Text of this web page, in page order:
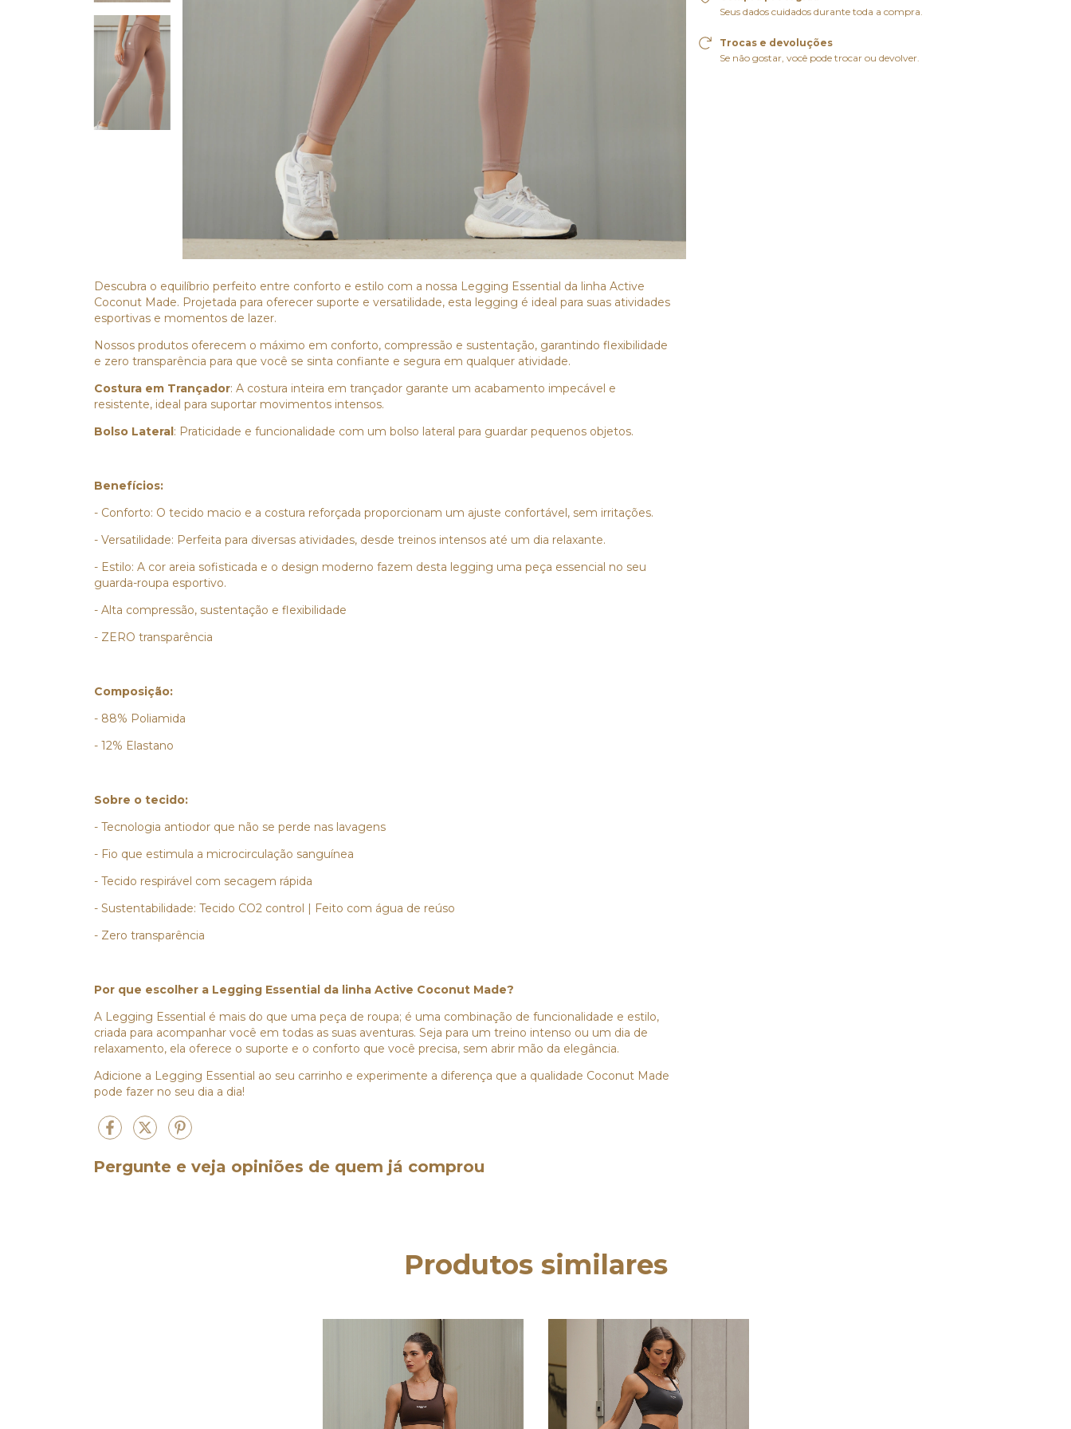
Descubra o equilíbrio perfeito entre conforto e estilo com a nossa Legging Essential da linha Active
Coconut Made. Projetada para oferecer suporte e versatilidade, esta legging é ideal para suas atividades
esportivas e momentos de lazer.
Nossos produtos oferecem o máximo em conforto, compressão e sustentação, garantindo flexibilidade
e zero transparência para que você se sinta confiante e segura em qualquer atividade.
Costura em Trançador: A costura inteira em trançador garante um acabamento impecável e
resistente, ideal para suportar movimentos intensos.
Bolso Lateral: Praticidade e funcionalidade com um bolso lateral para guardar pequenos objetos.
Benefícios:
- Conforto: O tecido macio e a costura reforçada proporcionam um ajuste confortável, sem irritações.
- Versatilidade: Perfeita para diversas atividades, desde treinos intensos até um dia relaxante.
- Estilo: A cor areia sofisticada e o design moderno fazem desta legging uma peça essencial no seu
guarda-roupa esportivo.
- Alta compressão, sustentação e flexibilidade
- ZERO transparência
Composição:
- 88% Poliamida
- 12% Elastano
Sobre o tecido:
- Tecnologia antiodor que não se perde nas lavagens
- Fio que estimula a microcirculação sanguínea
- Tecido respirável com secagem rápida
- Sustentabilidade: Tecido CO2 control | Feito com água de reúso
- Zero transparência
Por que escolher a Legging Essential da linha Active Coconut Made?
A Legging Essential é mais do que uma peça de roupa; é uma combinação de funcionalidade e estilo,
criada para acompanhar você em todas as suas aventuras. Seja para um treino intenso ou um dia de
relaxamento, ela oferece o suporte e o conforto que você precisa, sem abrir mão da elegância.
Adicione a Legging Essential ao seu carrinho e experimente a diferença que a qualidade Coconut Made
pode fazer no seu dia a dia!
Seus dados cuidados durante toda a compra.
Trocas e devoluções
Se não gostar, você pode trocar ou devolver.
Pergunte e veja opiniões de quem já comprou
Produtos similares